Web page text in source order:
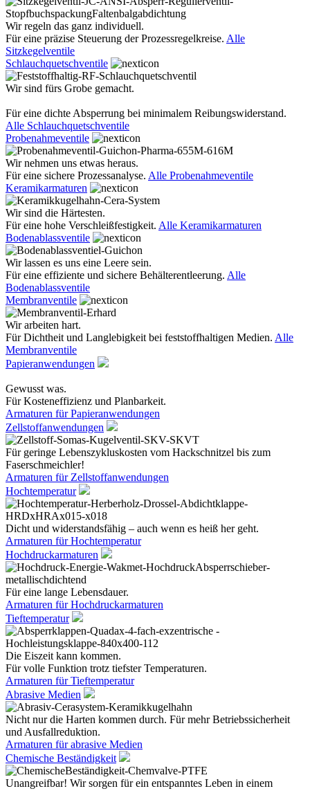
Wir regeln das ganz individuell.
Für eine präzise Steuerung der Prozessregelkreise. Alle
Sitzkegelventile
Schlauchquetschventile
Wir sind fürs Grobe gemacht.
Für eine dichte Absperrung bei minimalem Reibungswiderstand.
Alle Schlauchquetschventile
Probenahmeventile
Wir nehmen uns etwas heraus.
Für eine sichere Prozessanalyse. Alle Probenahmeventile
Keramikarmaturen
Wir sind die Härtesten.
Für eine hohe Verschleißfestigkeit. Alle Keramikarmaturen
Bodenablassventile
Wir lassen es uns eine Leere sein.
Für eine effiziente und sichere Behälterentleerung. Alle
Bodenablassventile
Membranventile
Wir arbeiten hart.
Für Dichtheit und Langlebigkeit bei feststoffhaltigen Medien. Alle
Membranventile
Papieranwendungen
Gewusst was.
Für Kosteneffizienz und Planbarkeit.
Armaturen für Papieranwendungen
Zellstoffanwendungen
Für geringe Lebenszykluskosten vom Hackschnitzel bis zum
Faserschmeichler!
Armaturen für Zellstoffanwendungen
Hochtemperatur
Dicht und widerstandsfähig – auch wenn es heiß her geht.
Armaturen für Hochtemperatur
Hochdruckarmaturen
Für eine lange Lebensdauer.
Armaturen für Hochdruckarmaturen
Tieftemperatur
Die Eiszeit kann kommen.
Für volle Funktion trotz tiefster Temperaturen.
Armaturen für Tieftemperatur
Abrasive Medien
Nicht nur die Harten kommen durch. Für mehr Betriebssicherheit
und Ausfallreduktion.
Armaturen für abrasive Medien
Chemische Beständigkeit
Unangreifbar! Wir sorgen für ein entspanntes Leben in einem